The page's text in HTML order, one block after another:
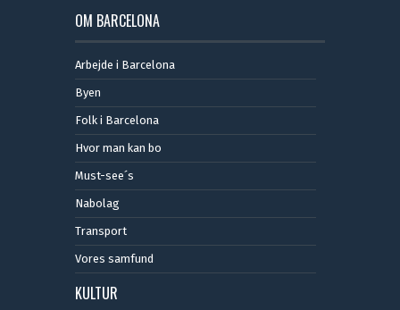
OM BARCELONA
Arbejde i Barcelona
Byen
Folk i Barcelona
Hvor man kan bo
Must-see´s
Nabolag
Transport
Vores samfund
KULTUR